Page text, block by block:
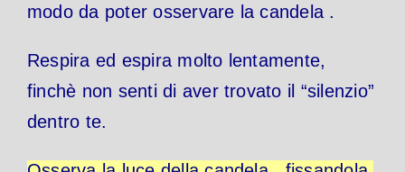
modo da poter osservare la candela .
Respira ed espira molto lentamente,
finchè non senti di aver trovato il “silenzio”
dentro te.